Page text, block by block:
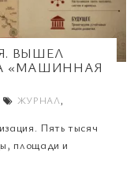
ВЫШЕЛ
«МАШИННАЯ
ЖУРНАЛ,
Пять тысяч
площади и